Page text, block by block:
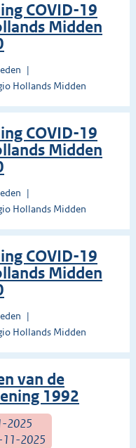
COVID-19
Midden
Hollands Midden
COVID-19
Midden
Hollands Midden
COVID-19
Midden
Hollands Midden
van de
1992
2025
11-2025